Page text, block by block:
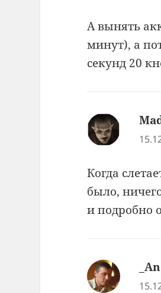
А вынять
минут), а
секунд 20
Когда
было,
и подробно